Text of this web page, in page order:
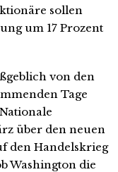
sollen
um 17 Prozent
von den
Tage
über den neuen
den Handelskrieg
Washington die